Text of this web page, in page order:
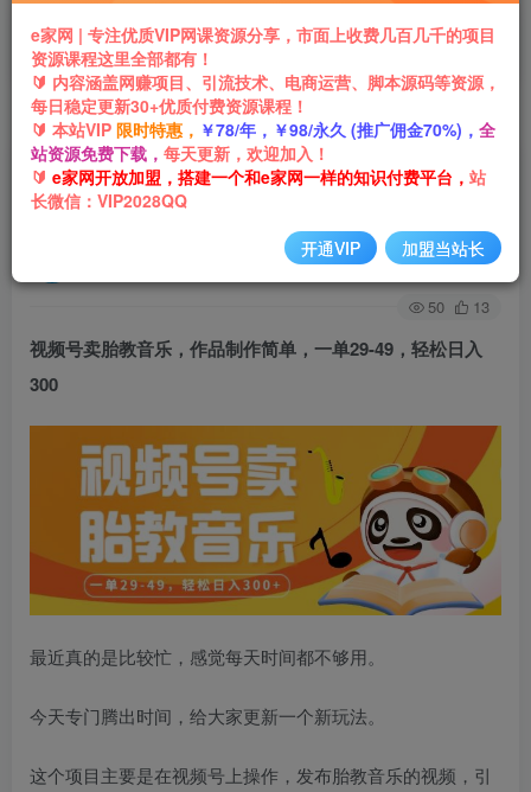
推广返利 70%
专属链接提现快
加盟本站 躺赚
首页 网创项目 自媒体 正文
视频号卖胎教音乐，作品制作简单，一单29-49，
轻松日入300
关注 私信
50 13
视频号卖胎教音乐，作品制作简单，一单29-49，轻松日入
300
最近真的是比较忙，感觉每天时间都不够用。
今天专门腾出时间，给大家更新一个新玩法。
这个项目主要是在视频号上操作，发布胎教音乐的视频，引
e家网 | 专注优质VIP网课资源分享，市面上收费几百几千的项目
资源课程这里全部都有！
🔰 内容涵盖网赚项目、引流技术、电商运营、脚本源码等资源，
每日稳定更新30+优质付费资源课程！
🔰 本站VIP 限时特惠， ￥78/年，￥98/永久 (推广佣金70%)， 全
站资源免费下载， 每天更新，欢迎加入！
🔰 e家网开放加盟，搭建一个和e家网一样的知识付费平台， 站
长微信：VIP2028QQ
开通VIP 加盟当站长